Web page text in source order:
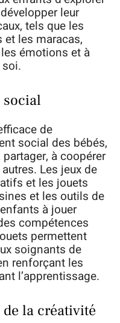
leur
tels que les
les maracas,
émotions et à
social
de
social des bébés,
à coopérer
Les jeux de
et les jouets
et les outils de
à jouer
compétences
permettent
soignants de
renforçant les
l’apprentissage.
la créativité